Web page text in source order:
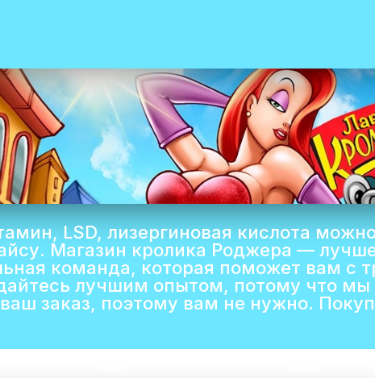
LSD, лизергиновая кислота
Магазин кролика Роджера —
команда, которая поможет вам с
лучшим опытом, потому что
заказ, поэтому вам не нужно.